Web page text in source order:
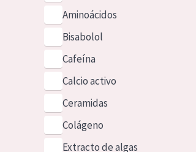
Aminoácidos
Bisabolol
Cafeína
Calcio activo
Ceramidas
Colágeno
Extracto de algas